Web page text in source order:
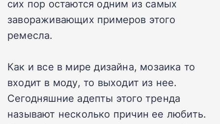
сих пор остаются одним из самых
завораживающих примеров этого
ремесла.
Как и все в мире дизайна, мозаика то
входит в моду, то выходит из нее.
Сегодняшние адепты этого тренда
называют несколько причин ее любить.